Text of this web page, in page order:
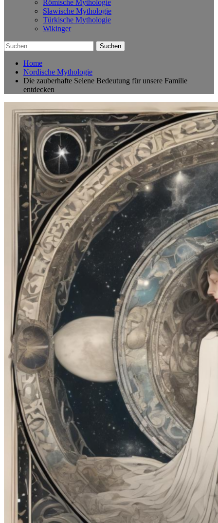
Römische Mythologie
Slawische Mythologie
Türkische Mythologie
Wikinger
Suchen
nach:
Home
Nordische Mythologie
Die zauberhafte Selene Bedeutung für unsere Familie
entdecken